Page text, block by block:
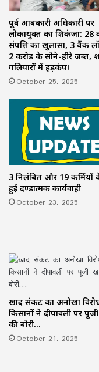
पूर्व आबकारी अधिकारी पर
लोकायुक्त का शिकंजा: 28
संपत्ति का खुलासा, 3 बैंक
2 करोड़ के सोने-हीरे जब्त,
गलियारों में हड़कंप!
October 25, 2025
3 निलंबित और 19 कर्मियों
हुई दण्डात्मक कार्यवाही
October 23, 2025
खाद संकट का अनोखा
किसानों ने दीपावली पर
की बोरी…
October 21, 2025